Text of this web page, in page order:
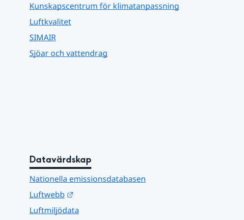
Kunskapscentrum för klimatanpassning
Luftkvalitet
SIMAIR
Sjöar och vattendrag
Datavärdskap
Nationella emissionsdatabasen
Luftwebb
Länk till annan webbplats.
Luftmiljödata